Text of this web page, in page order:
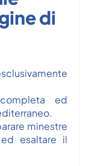
di
ed
minestre
esaltare il